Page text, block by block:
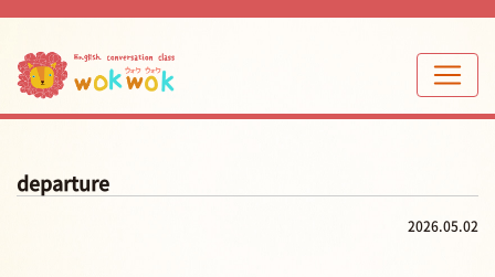
departure
2026.05.02